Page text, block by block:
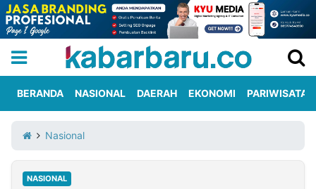
Iklan
Berita
Kami
BERANDA NASIONAL DAERAH EKONOMI PARIWISATA
Nasional
NASIONAL